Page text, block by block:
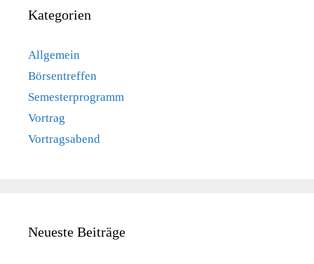
Kategorien
Allgemein
Börsentreffen
Semesterprogramm
Vortrag
Vortragsabend
Neueste Beiträge